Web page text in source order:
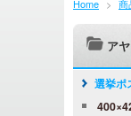
Home > 商
ア
選挙ポ